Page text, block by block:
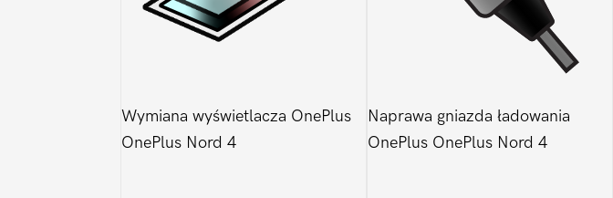
Wymiana wyświetlacza OnePlus
OnePlus Nord 4
Naprawa gniazda ładowania
OnePlus OnePlus Nord 4